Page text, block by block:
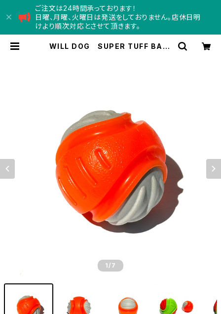
ご注文は24時間承っております！
日曜、月曜、火曜日は発送をしておりません。店休日明
けより順次対応とさせて頂きます。
WILL DOG SUPER TUFF BALL
1 /7